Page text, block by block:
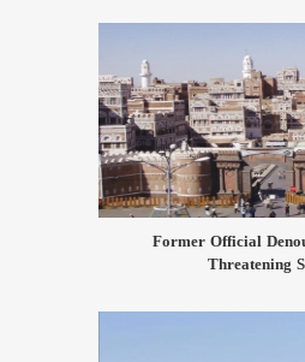
Former Official
Threatening